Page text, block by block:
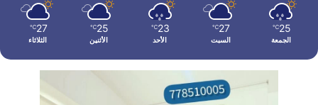
25
℃
الجمعة
27
℃
السبت
23
℃
الأحد
25
℃
الأثنين
27
℃
الثلاثاء